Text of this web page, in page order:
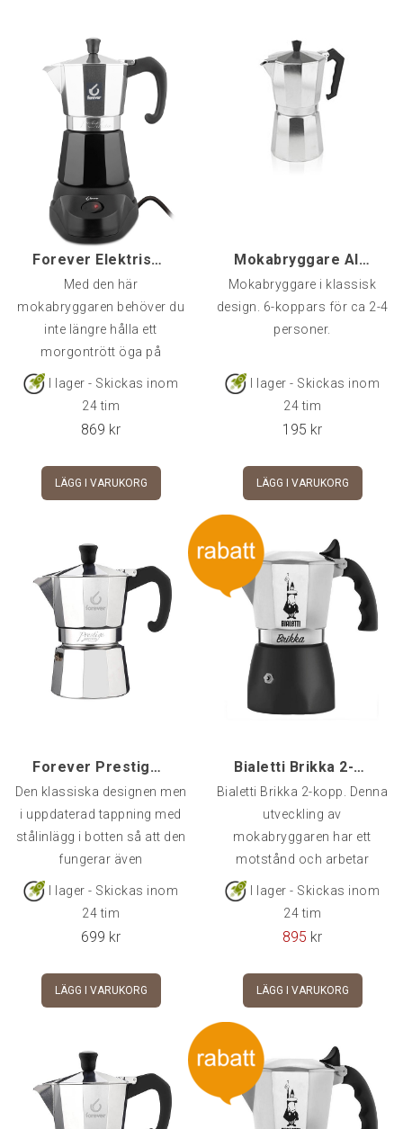
Forever Elektrisk Mokabryggare 3/6-kopp
Med den här
mokabryggaren behöver du
inte längre hålla ett
morgontrött öga på
I lager - Skickas inom
24 tim
869 kr
LÄGG I VARUKORG
Mokabryggare Alu, 6-kopp
Mokabryggare i klassisk
design. 6-koppars för ca 2-4
personer.
I lager - Skickas inom
24 tim
195 kr
LÄGG I VARUKORG
Forever Prestige 9-kopp Mokabryggare Induktion
Den klassiska designen men
i uppdaterad tappning med
stålinlägg i botten så att den
fungerar även
I lager - Skickas inom
24 tim
699 kr
LÄGG I VARUKORG
Bialetti Brikka 2-kopp
Bialetti Brikka 2-kopp. Denna
utveckling av
mokabryggaren har ett
motstånd och arbetar
I lager - Skickas inom
24 tim
895 kr
LÄGG I VARUKORG